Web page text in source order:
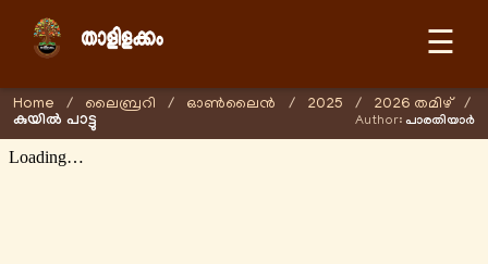
☰
Home / ലൈബ്രറി / ഓണ്‍ലൈന്‍ / 2025 / 2026 തമിഴ് /
കുയിൽ പാട്ടു Author: പാരതിയാർ